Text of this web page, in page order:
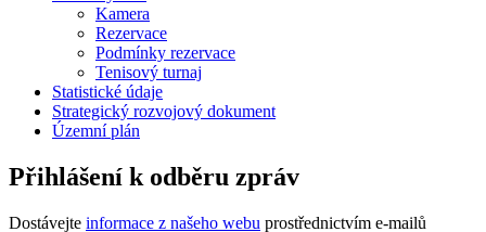
Kamera
Rezervace
Podmínky rezervace
Tenisový turnaj
Statistické údaje
Strategický rozvojový dokument
Územní plán
Přihlášení k odběru zpráv
Dostávejte informace z našeho webu prostřednictvím e-mailů